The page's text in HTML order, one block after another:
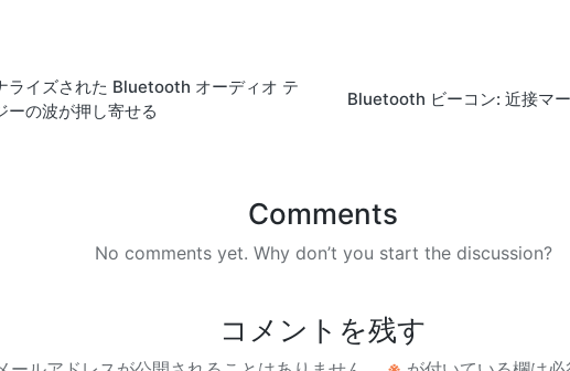
ライズされた Bluetooth オーディオ テ
ーの波が押し寄せる
Bluetooth ビーコン: 近接マ
Comments
No comments yet. Why don’t you start the discussion?
コメントを残す